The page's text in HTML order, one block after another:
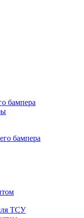
бампера
бампера
ТСУ